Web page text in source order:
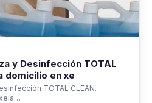
y Desinfección TOTAL
domicilio en xe
TOTAL CLEAN.